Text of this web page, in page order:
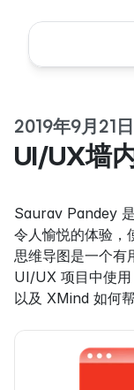
2019年9月21日
UI/UX墙
Saurav Pandey
令人愉悦的体验，
思维导图是一个有
UI/UX 项目中使
以及 XMind 如何